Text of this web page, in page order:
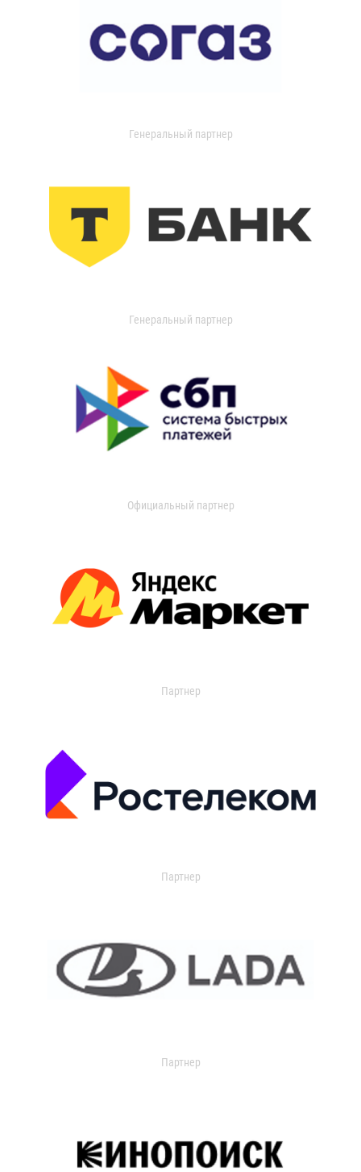
Генеральный партнер
Генеральный партнер
Официальный партнер
Партнер
Партнер
Партнер